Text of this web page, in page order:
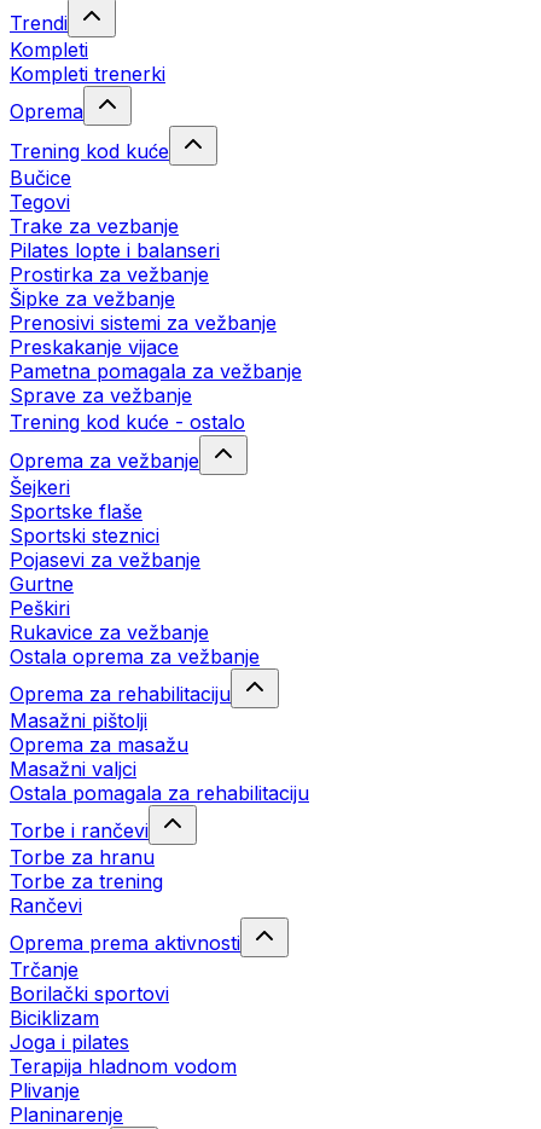
Trendi
Kompleti
Kompleti trenerki
Oprema
Trening kod kuće
Bučice
Tegovi
Trake za vezbanje
Pilates lopte i balanseri
Prostirka za vežbanje
Šipke za vežbanje
Prenosivi sistemi za vežbanje
Preskakanje vijace
Pametna pomagala za vežbanje
Sprave za vežbanje
Trening kod kuće - ostalo
Oprema za vežbanje
Šejkeri
Sportske flaše
Sportski steznici
Pojasevi za vežbanje
Gurtne
Peškiri
Rukavice za vežbanje
Ostala oprema za vežbanje
Oprema za rehabilitaciju
Masažni pištolji
Oprema za masažu
Masažni valjci
Ostala pomagala za rehabilitaciju
Torbe i rančevi
Torbe za hranu
Torbe za trening
Rančevi
Oprema prema aktivnosti
Trčanje
Borilački sportovi
Biciklizam
Joga i pilates
Terapija hladnom vodom
Plivanje
Planinarenje